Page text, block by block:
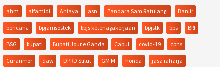
ahm alfamidi Aniaya asn Bandara Sam Ratulangi Banjir
bencana bpjamsostek bpjs ketenagakerjaan bpjstk bps BRI
BSG bupati Bupati Joune Ganda Cabul covid-19 cpns
Curanmor daw DPRD Sulut GMIM honda jasa raharja